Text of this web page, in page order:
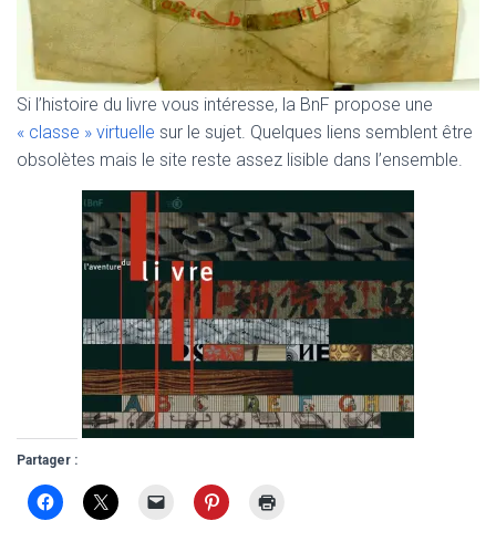
Si l’histoire du livre vous intéresse, la BnF propose une
« classe » virtuelle sur le sujet. Quelques liens semblent être
obsolètes mais le site reste assez lisible dans l’ensemble.
Partager :